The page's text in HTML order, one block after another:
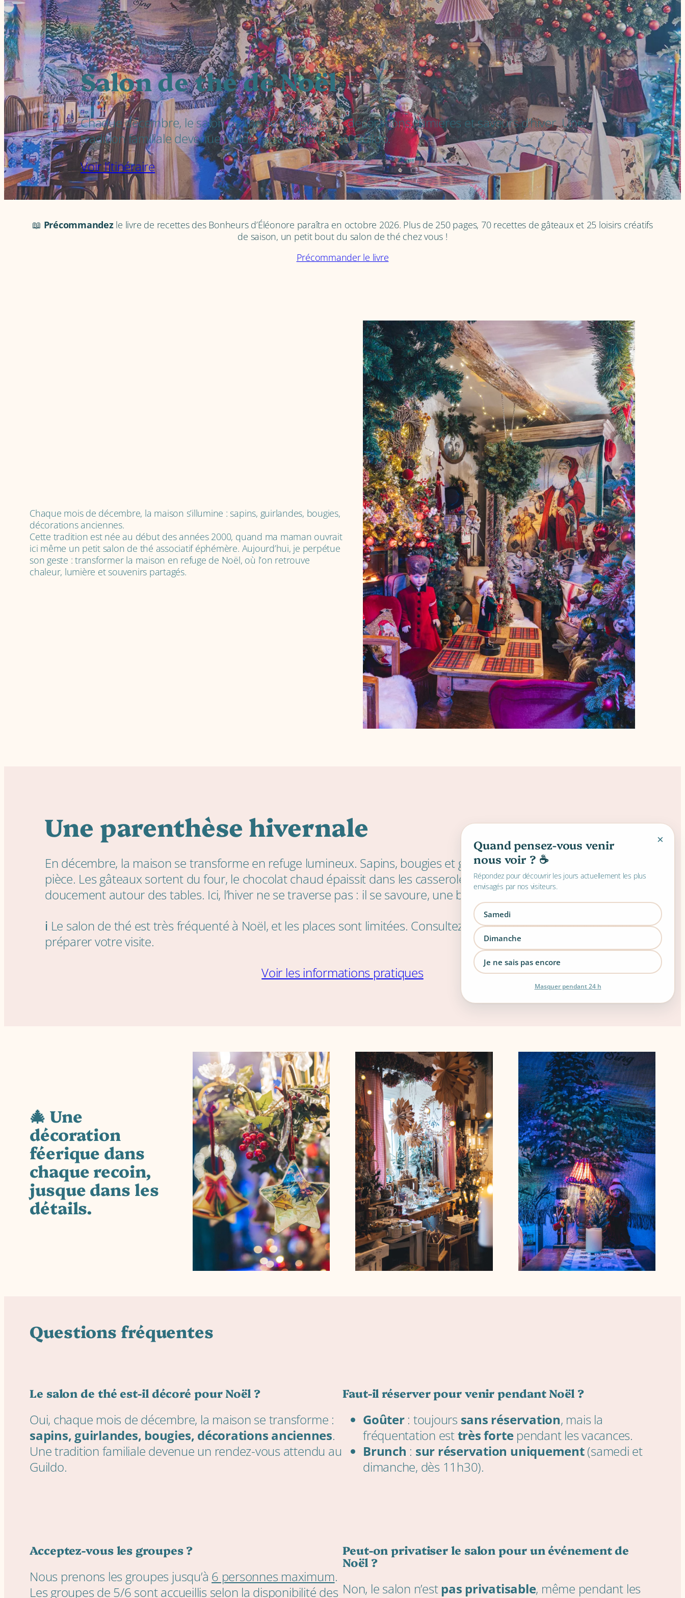
Salon de thé de Noël
Chaque décembre, le salon de thé se transforme : décorations, lumières et saveurs d’hiver. Une
tradition familiale devenue rendez-vous attendu au Guildo.
Voir l’itinéraire
📖 Précommandez le livre de recettes des Bonheurs d’Éléonore paraîtra en octobre 2026. Plus de 250 pages, 70 recettes de gâteaux et 25 loisirs créatifs
de saison, un petit bout du salon de thé chez vous !
Précommander le livre
Chaque mois de décembre, la maison s’illumine : sapins, guirlandes, bougies,
décorations anciennes.
Cette tradition est née au début des années 2000, quand ma maman ouvrait
ici même un petit salon de thé associatif éphémère. Aujourd’hui, je perpétue
son geste : transformer la maison en refuge de Noël, où l’on retrouve
chaleur, lumière et souvenirs partagés.
Une parenthèse hivernale
En décembre, la maison se transforme en refuge lumineux. Sapins, bougies et guirlandes réchauffent chaque
pièce. Les gâteaux sortent du four, le chocolat chaud épaissit dans les casseroles, les conversations se posent
doucement autour des tables. Ici, l’hiver ne se traverse pas : il se savoure, une bouchée à la fois.
ℹ️ Le salon de thé est très fréquenté à Noël, et les places sont limitées. Consultez les informations pratiques pour
préparer votre visite.
Voir les informations pratiques
🎄 Une
décoration
féerique dans
chaque recoin,
jusque dans les
détails.
Questions fréquentes
Le salon de thé est-il décoré pour Noël ?
Oui, chaque mois de décembre, la maison se transforme :
sapins, guirlandes, bougies, décorations anciennes.
Une tradition familiale devenue un rendez-vous attendu au
Guildo.
Faut-il réserver pour venir pendant Noël ?
Goûter: toujours sans réservation, mais la
fréquentation esttrès fortependant les vacances.
Brunch : sur réservation uniquement(samedi et
dimanche, dès 11h30).
Acceptez-vous les groupes ?
Nous prenons les groupes jusqu’à 6 personnes maximum.
Les groupes de 5/6 sont accueillis selon la disponibilité des
Peut-on privatiser le salon pour un événement de
Noël ?
Non, le salon n’estpas privatisable, même pendant les
×
Quand pensez-vous venir
nous voir ? ☕
Répondez pour découvrir les jours actuellement les plus
envisagés par nos visiteurs.
Samedi
Dimanche
Je ne sais pas encore
Masquer pendant 24 h